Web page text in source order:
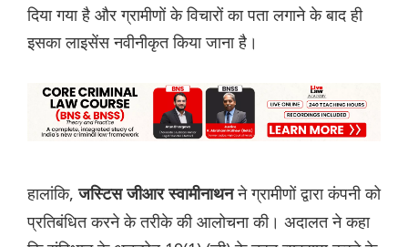
दिया गया है और ग्रामीणों के विचारों का पता लगाने के बाद ही
इसका लाइसेंस नवीनीकृत किया जाना है।
हालांकि,जस्टिस जीआर स्वामीनाथनने ग्रामीणों द्वारा कंपनी को
प्रतिबंधित करने के तरीके की आलोचना की। अदालत ने कहा